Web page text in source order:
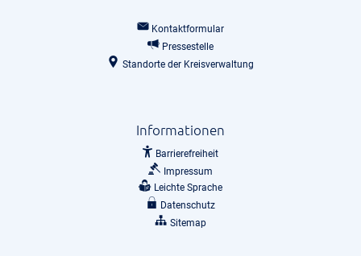
Kontaktformular
Pressestelle
Standorte der Kreisverwaltung
Informationen
Barrierefreiheit
Impressum
Leichte Sprache
Datenschutz
Sitemap